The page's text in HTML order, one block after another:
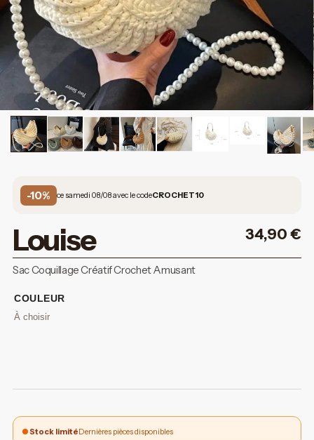
-10% ce samedi 08/08 avec le codeCROCHET10
Louise 34,90€
Sac Coquillage Créatif Crochet Amusant
COULEUR
Stock limitéDernières pièces disponibles